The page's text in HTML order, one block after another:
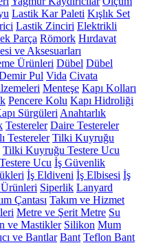
Lastik Kar Paleti Kışlık Set
Lastik Zinciri Elektrikli
Parça Römork Hırdavat
ve Aksesuarları
Ürünleri Dübel Dübel
Pul Vida Civata
Menteşe Kapı Kolları
Pencere Kolu Kapı Hidroliği
Sürgüleri Anahtarlık
Testereler Daire Testereler
Testereler Tilki Kuyruğu
Tilki Kuyruğu Testere Ucu
Ucu İş Güvenlik
İş Eldiveni İş Elbisesi İş
Siperlik Lanyard
Çantası Takım ve Hizmet
Metre ve Şerit Metre Su
ve Mastikler Silikon Mum
ve Bantlar Bant Teflon Bant